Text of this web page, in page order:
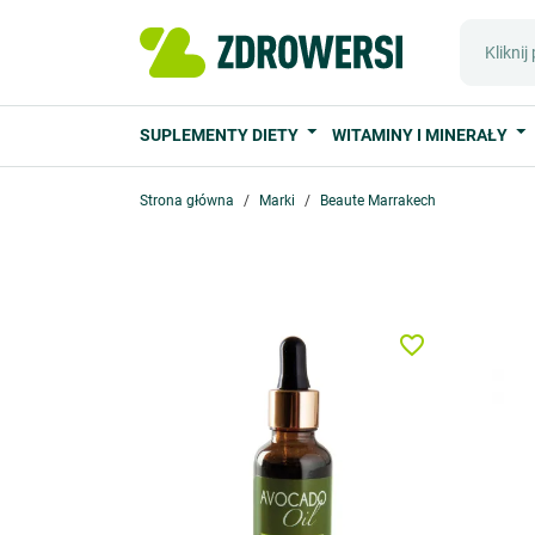
SUPLEMENTY DIETY WITAMINY I MINERAŁY
Strona główna Marki Beaute Marrakech
favorite_border